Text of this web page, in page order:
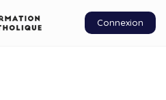
Connexion